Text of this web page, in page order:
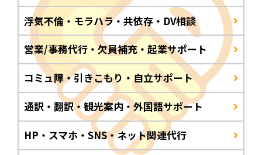
浮気不倫・モラハラ・共依存・DV相談
営業/事務代行・欠員補充・起業サポート
コミュ障・引きこもり・自立サポート
通訳・翻訳・観光案内・外国語サポート
HP・スマホ・SNS・ネット関連代行